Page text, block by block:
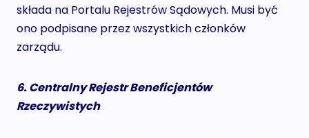
składa na Portalu Rejestrów Sądowych. Musi być
ono podpisane przez wszystkich członków
zarządu.
6. Centralny Rejestr Beneficjentów
Rzeczywistych